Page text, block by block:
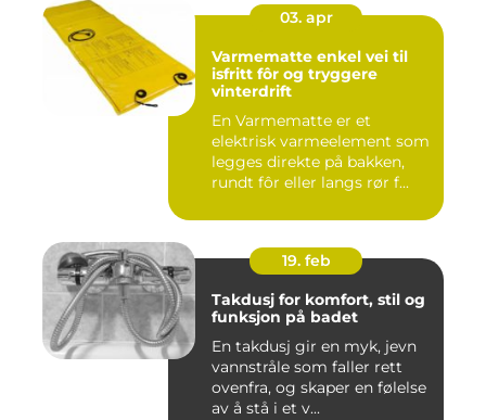
03. apr
Varmematte enkel vei til
isfritt fôr og tryggere
vinterdrift
En Varmematte er et
elektrisk varmeelement som
legges direkte på bakken,
rundt fôr eller langs rør f...
19. feb
Takdusj for komfort, stil og
funksjon på badet
En takdusj gir en myk, jevn
vannstråle som faller rett
ovenfra, og skaper en følelse
av å stå i et v...